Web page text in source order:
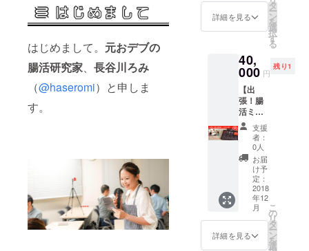
はじめまして。 元おデブの
腸活研究家、 長谷川ろみ
（@haseromi）と申しま
す。
望の方
は別途
動画は
YouTub
公開の
URLを
お伝え
させて
いただ
く形と
なり、
ご購入
者様以
外はご
覧いた
だくこ
とはで
きませ
みのコ
ラボリ
ターン
第1弾！
ででき
る郵送
検査
キッ
ト"ウン
ログ
「腸内
フロー
ラ検
査」"1
セット
【通常
価格
→19,44
0円+送
料、ウ
ンログ
詳細を見る
タ
ー
ン
を
選
択
す
る
40,
000 円
残り1
【出
張！腸
活ミニ
講座＋
ゲーム
レンタ
ルパッ
ク】 腸
活ゲー
ム「腸
内革
命」を
使った
「腸活
はじめ
支援
者：
0人
お届
け予
定：
2018
年12
月
詳細を見る
こ
の
リ
タ
ー
ン
を
選